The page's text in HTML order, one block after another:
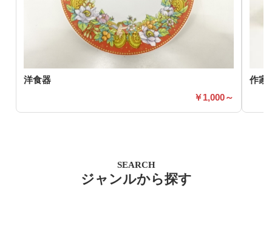
洋食器
1,000～
作家
SEARCH
ジャンルから探す